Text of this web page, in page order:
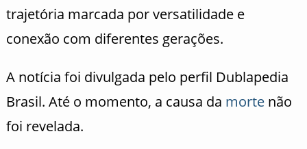
trajetória marcada por versatilidade e
conexão com diferentes gerações.
A notícia foi divulgada pelo perfil Dublapedia
Brasil. Até o momento, a causa da mortenão
foi revelada.